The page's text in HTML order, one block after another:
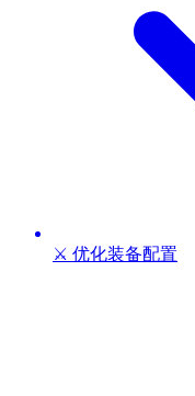
⚔️ 优化装备配置